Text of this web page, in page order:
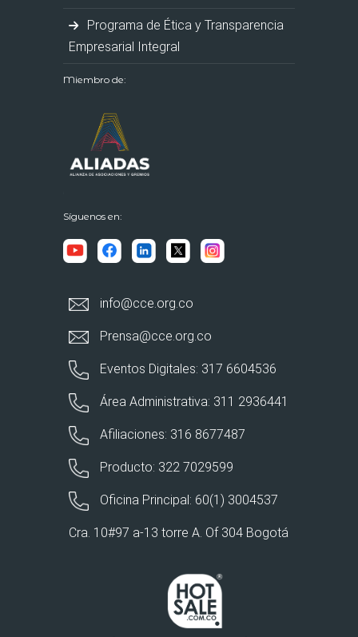
Programa de Ética y Transparencia
Empresarial Integral
Miembro de:
Síguenos en:
info@cce.org.co
Prensa@cce.org.co
Eventos Digitales: 317 6604536
Área Administrativa: 311 2936441
Afiliaciones: 316 8677487
Producto: 322 7029599
Oficina Principal: 60(1) 3004537
Cra. 10#97 a-13 torre A. Of 304 Bogotá